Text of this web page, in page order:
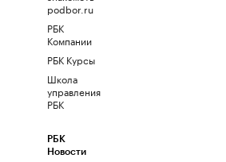
podbor.ru
РБК
Компании
РБК Курсы
Школа
управления
РБК
РБК
Новости